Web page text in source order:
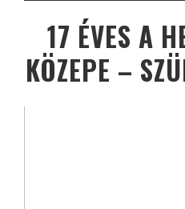
17 ÉVES A
KÖZEPE –